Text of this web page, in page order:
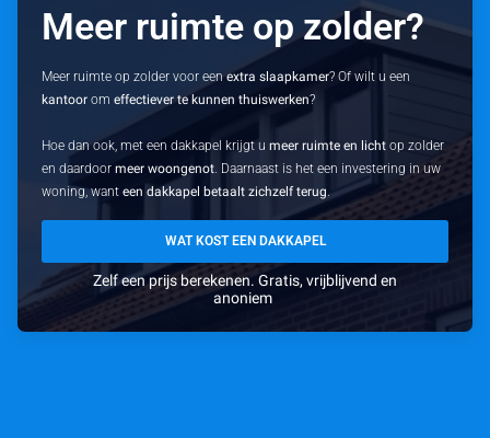
Meer ruimte op zolder?
Meer ruimte op zolder voor eenextra slaapkamer? Of wilt u een
kantoor omeffectiever te kunnen thuiswerken?
Hoe dan ook, met een dakkapel krijgt umeer ruimte en licht op zolder
en daardoormeer woongenot . Daarnaast is het een investering in uw
woning, wanteen dakkapel betaalt zichzelf terug
WAT KOST EEN DAKKAPEL
Zelf een prijs berekenen. Gratis, vrijblijvend en
anoniem